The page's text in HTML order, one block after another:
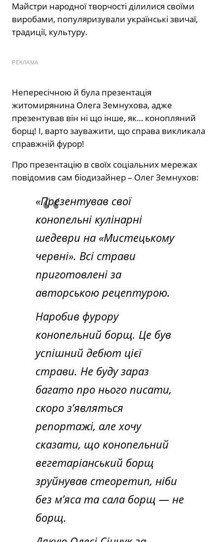
Майстри народної творчості ділилися своїми
виробами, популяризували українські звичаї,
традиції, культуру.
РЕКЛАМА
Непересічною й була презентація
житомирянина Олега Земнухова, адже
презентував він ні що інше, як… конопляний
борщ! І, варто зауважити, що справа викликала
справжній фурор!
Про презентацію в своїх соціальних мережах
повідомив сам біодизайнер – Олег Земнухов:
«Презентував свої
конопельні кулінарні
шедеври на «Мистецькому
червні». Всі страви
приготовлені за
авторською рецептурою.
Наробив фурору
конопельний борщ. Це був
успішний дебют цієї
страви. Не буду зараз
багато про нього писати,
скоро з’являться
репортажі, але хочу
сказати, що конопельний
вегетаріанський борщ
зруйнував стеоретип, ніби
без м’яса та сала борщ — не
борщ.